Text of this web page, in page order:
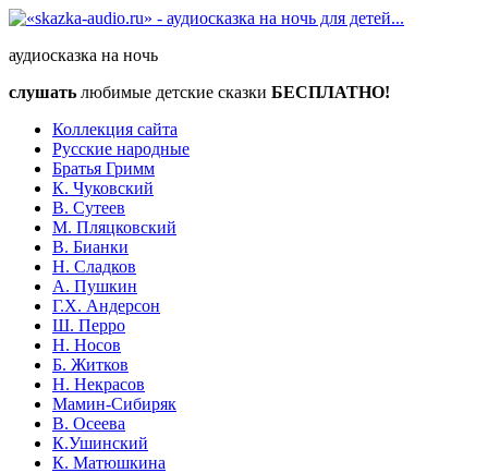
аудиосказка на ночь
слушать любимые детские сказки БЕСПЛАТНО!
Коллекция сайта
Русские народные
Братья Гримм
К. Чуковский
В. Сутеев
М. Пляцковский
В. Бианки
Н. Сладков
А. Пушкин
Г.Х. Андерсон
Ш. Перро
Н. Носов
Б. Житков
Н. Некрасов
Мамин-Сибиряк
В. Осеева
К.Ушинский
К. Матюшкина